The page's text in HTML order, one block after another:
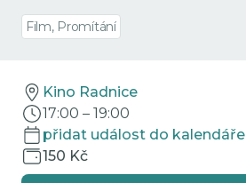
Film, Promítání
Kino Radnice
17:00 – 19:00
přidat událost do kalendáře
150 Kč